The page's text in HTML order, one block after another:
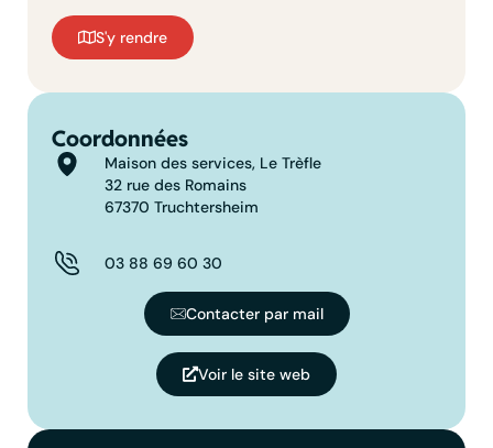
S'y rendre
Coordonnées
Maison des services, Le Trèfle
32 rue des Romains
67370 Truchtersheim
03 88 69 60 30
Contacter par mail
Voir le site web